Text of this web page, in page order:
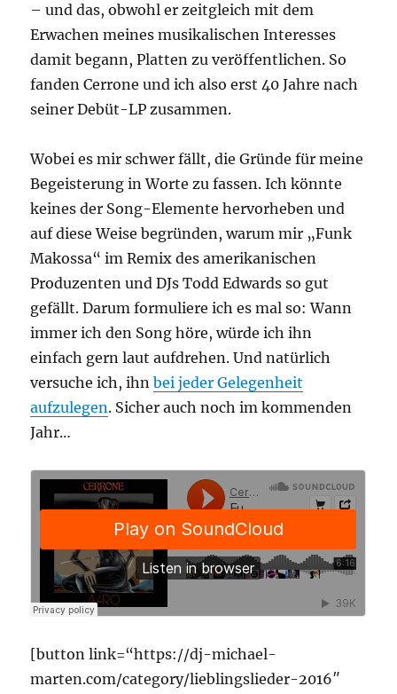
– und das, obwohl er zeitgleich mit dem
Erwachen meines musikalischen Interesses
damit begann, Platten zu veröffentlichen. So
fanden Cerrone und ich also erst 40 Jahre nach
seiner Debüt-LP zusammen.
Wobei es mir schwer fällt, die Gründe für meine
Begeisterung in Worte zu fassen. Ich könnte
keines der Song-Elemente hervorheben und
auf diese Weise begründen, warum mir „Funk
Makossa“ im Remix des amerikanischen
Produzenten und DJs Todd Edwards so gut
gefällt. Darum formuliere ich es mal so: Wann
immer ich den Song höre, würde ich ihn
einfach gern laut aufdrehen. Und natürlich
versuche ich, ihnbei jeder Gelegenheit
aufzulegen. Sicher auch noch im kommenden
Jahr…
[button link=“https://dj-michael-
marten.com/category/lieblingslieder-2016″